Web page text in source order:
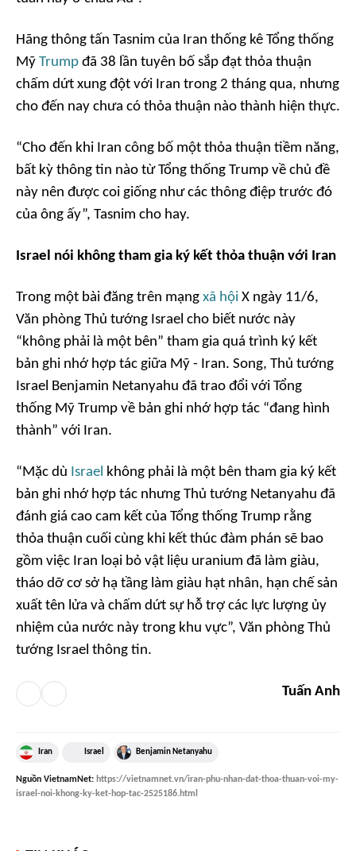
Hãng thông tấn Tasnim của Iran thống kê Tổng thống
Mỹ Trump đã 38 lần tuyên bố sắp đạt thỏa thuận
chấm dứt xung đột với Iran trong 2 tháng qua, nhưng
cho đến nay chưa có thỏa thuận nào thành hiện thực.
“Cho đến khi Iran công bố một thỏa thuận tiềm năng,
bất kỳ thông tin nào từ Tổng thống Trump về chủ đề
này nên được coi giống như các thông điệp trước đó
của ông ấy”, Tasnim cho hay.
Israel nói không tham gia ký kết thỏa thuận với Iran
Trong một bài đăng trên mạng xã hội X ngày 11/6,
Văn phòng Thủ tướng Israel cho biết nước này
“không phải là một bên” tham gia quá trình ký kết
bản ghi nhớ hợp tác giữa Mỹ - Iran. Song, Thủ tướng
Israel Benjamin Netanyahu đã trao đổi với Tổng
thống Mỹ Trump về bản ghi nhớ hợp tác “đang hình
thành” với Iran.
“Mặc dù Israel không phải là một bên tham gia ký kết
bản ghi nhớ hợp tác nhưng Thủ tướng Netanyahu đã
đánh giá cao cam kết của Tổng thống Trump rằng
thỏa thuận cuối cùng khi kết thúc đàm phán sẽ bao
gồm việc Iran loại bỏ vật liệu uranium đã làm giàu,
tháo dỡ cơ sở hạ tầng làm giàu hạt nhân, hạn chế sản
xuất tên lửa và chấm dứt sự hỗ trợ các lực lượng ủy
nhiệm của nước này trong khu vực”, Văn phòng Thủ
tướng Israel thông tin.
Tuấn Anh
Iran Israel Benjamin Netanyahu
Nguồn VietnamNet: https://vietnamnet.vn/iran-phu-nhan-dat-thoa-thuan-voi-my-
israel-noi-khong-ky-ket-hop-tac-2525186.html